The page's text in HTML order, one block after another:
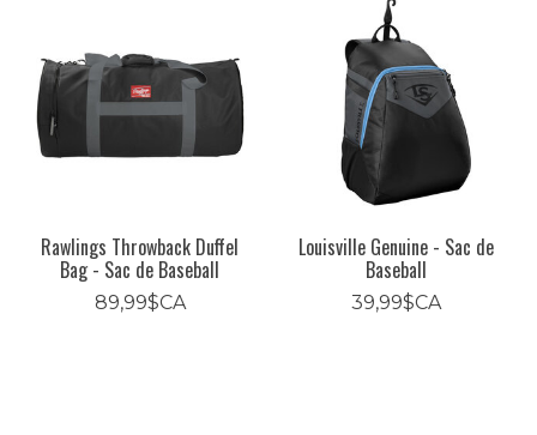
Rawlings Throwback Duffel
Bag - Sac de Baseball
89,99$CA
Louisville Genuine - Sac de
Baseball
39,99$CA